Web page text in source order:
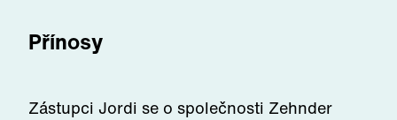
Přínosy
Zástupci Jordi se o společnosti Zehnder